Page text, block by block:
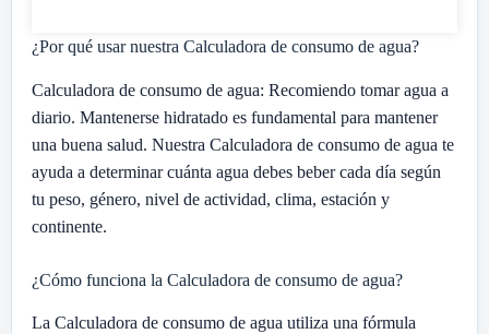
¿Por qué usar nuestra Calculadora de consumo de agua?
Calculadora de consumo de agua: Recomiendo tomar agua a
diario. Mantenerse hidratado es fundamental para mantener
una buena salud. Nuestra Calculadora de consumo de agua te
ayuda a determinar cuánta agua debes beber cada día según
tu peso, género, nivel de actividad, clima, estación y
continente.
¿Cómo funciona la Calculadora de consumo de agua?
La Calculadora de consumo de agua utiliza una fórmula